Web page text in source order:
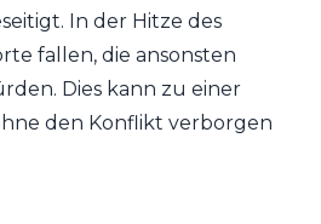
In der Hitze des
fallen, die ansonsten
Dies kann zu einer
den Konflikt verborgen